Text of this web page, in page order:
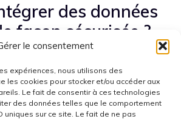
le consentement
expériences, nous utilisons des
les cookies pour stocker et/ou accéder aux
Le fait de consentir à ces technologies
des données telles que le comportement
uniques sur ce site. Le fait de ne pas
des données
façon sécurisée ?
faut anonymiser les champs
les politiques de gouvernance